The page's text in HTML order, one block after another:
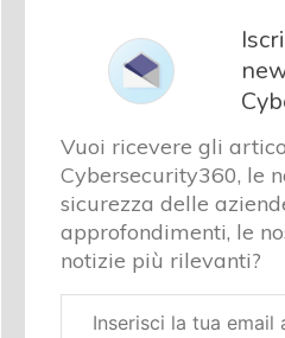
Vuoi ricevere gli
Cybersecurity360, le
sicurezza delle
approfondimenti, le
notizie più rilevanti?